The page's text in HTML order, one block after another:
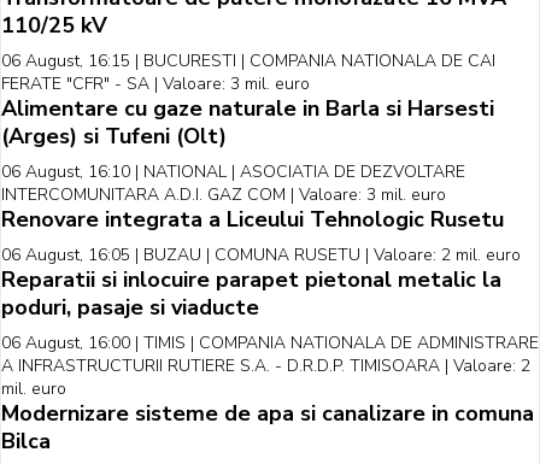
110/25 kV
06 August, 16:15 | BUCURESTI | COMPANIA NATIONALA DE CAI
FERATE "CFR" - SA | Valoare: 3 mil. euro
Alimentare cu gaze naturale in Barla si Harsesti
(Arges) si Tufeni (Olt)
06 August, 16:10 | NATIONAL | ASOCIATIA DE DEZVOLTARE
INTERCOMUNITARA A.D.I. GAZ COM | Valoare: 3 mil. euro
Renovare integrata a Liceului Tehnologic Rusetu
06 August, 16:05 | BUZAU | COMUNA RUSETU | Valoare: 2 mil. euro
Reparatii si inlocuire parapet pietonal metalic la
poduri, pasaje si viaducte
06 August, 16:00 | TIMIS | COMPANIA NATIONALA DE ADMINISTRARE
A INFRASTRUCTURII RUTIERE S.A. - D.R.D.P. TIMISOARA | Valoare: 2
mil. euro
Modernizare sisteme de apa si canalizare in comuna
Bilca